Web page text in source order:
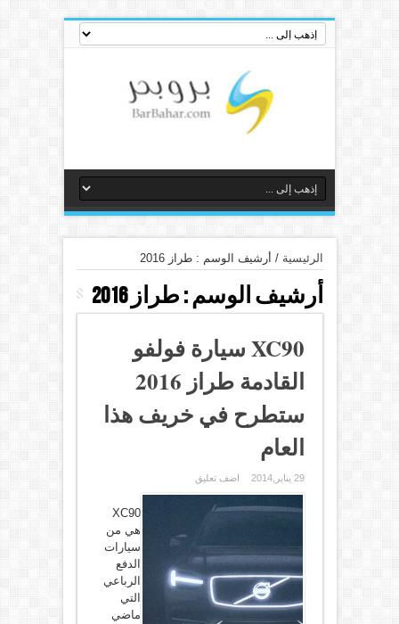
الرئيسية / أرشيف الوسم : طراز 2016
أرشيف الوسم :طراز 2016
XC90 سيارة فولفو
القادمة طراز 2016
ستطرح في خريف هذا
العام
29 يناير,2014 اضف تعليق
XC90
هي من
سيارات
الدفع
الرباعي
التي
ماضي